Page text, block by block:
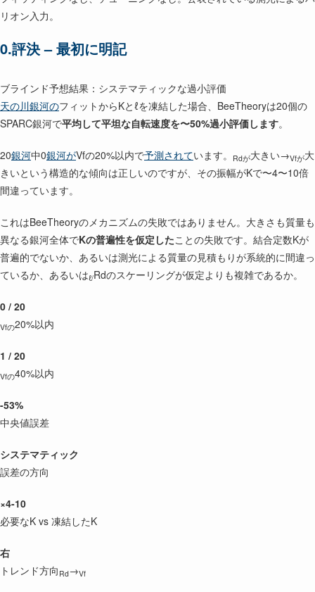
リオン入力。
0.評決 – 最初に明記
ブラインド予想結果：システマティックな過小評価
天の川銀河のフィットからKとℓを凍結した場合、BeeTheoryは20個の
SPARC銀河で平均して平坦な自転速度を〜50%過小評価します。
20銀河中0銀河がVfの20%以内で予測されています。 Rdが大きい→Vfが大
きいという構造的な傾向は正しいのですが、その振幅がKで〜4〜10倍
間違っています。
これはBeeTheoryのメカニズムの失敗ではありません。大きさも質量も
異なる銀河全体でKの普遍性を仮定したことの失敗です。結合定数Kが
普遍的でないか、あるいは測光による質量の見積もりが系統的に間違っ
ているか、あるいはℓ/Rdのスケーリングが仮定よりも複雑であるか。
0 / 20
Vfの20%以内
1 / 20
Vfの40%以内
-53%
中央値誤差
システマティック
誤差の方向
×4-10
必要なK vs 凍結したK
右
トレンド方向 Rd→Vf